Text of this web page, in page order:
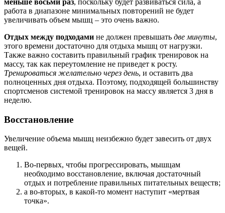
работа в диапазоне минимальных повторений не будет
увеличивать объем мышц – это очень важно.
Отдых между подходами не должен превышать две минуты,
этого времени достаточно для отдыха мышц от нагрузки.
Также важно составить правильный график тренировок на
массу, так как переутомление не приведет к росту.
Тренироваться желательно через день, и оставить два
полноценных дня отдыха. Поэтому, подходящей большинству
спортсменов системой тренировок на массу является 3 дня в
неделю.
Восстановление
Увеличение объема мышц неизбежно будет завесить от двух
вещей.
Во-первых, чтобы прогрессировать, мышцам
необходимо восстановление, включая достаточный
отдых и потребление правильных питательных веществ;
а во-вторых, в какой-то момент наступит «мертвая
точка».